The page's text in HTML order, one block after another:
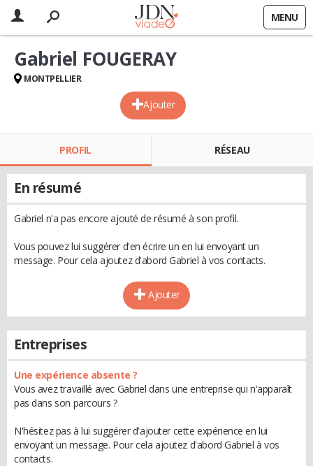
MENU
Ajouter
Gabriel FOUGERAY
MONTPELLIER
PROFIL RÉSEAU
En résumé
Gabriel n'a pas encore ajouté de résumé à son profil.
Vous pouvez lui suggérer d'en écrire un en lui envoyant un
message. Pour cela ajoutez d'abord Gabriel à vos contacts.
Ajouter
Entreprises
Une expérience absente ?
Vous avez travaillé avec Gabriel dans une entreprise qui n'apparaît
pas dans son parcours ?
N'hésitez pas à lui suggérer d'ajouter cette expérience en lui
envoyant un message. Pour cela ajoutez d'abord Gabriel à vos
contacts.